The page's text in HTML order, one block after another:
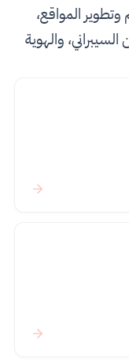
المواقع،
والهوية